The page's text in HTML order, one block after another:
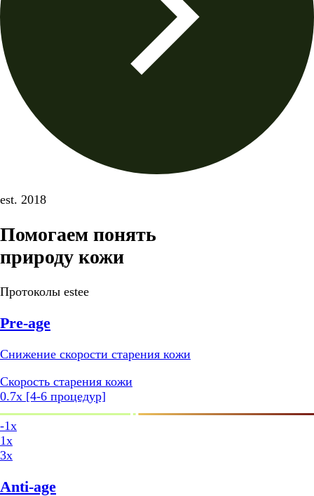
est. 2018
Помогаем понять
природу кожи
Протоколы estee
Pre-age
Снижение скорости старения кожи
Cкорость старения кожи
0.7x [4-6 процедур]
-1x
1x
3x
Anti-age